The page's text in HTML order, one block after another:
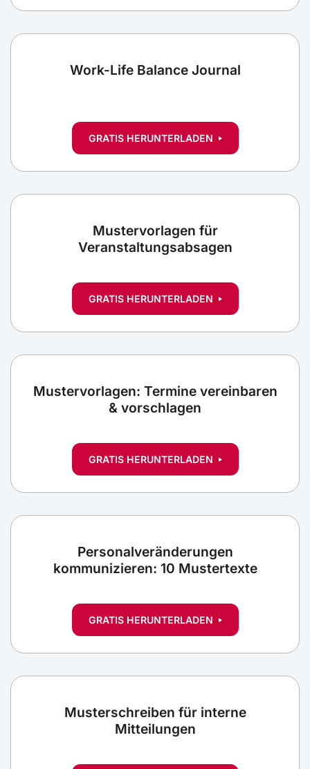
Work-Life Balance Journal
GRATIS HERUNTERLADEN
Mustervorlagen für
Veranstaltungsabsagen
GRATIS HERUNTERLADEN
Mustervorlagen: Termine vereinbaren
& vorschlagen
GRATIS HERUNTERLADEN
Personalveränderungen
kommunizieren: 10 Mustertexte
GRATIS HERUNTERLADEN
Musterschreiben für interne
Mitteilungen